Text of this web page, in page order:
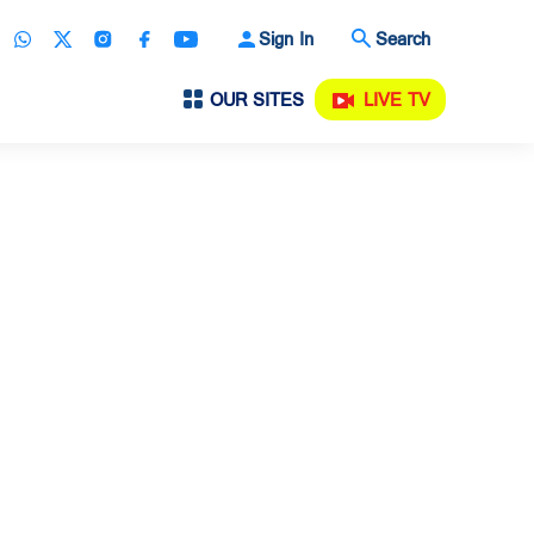
Sign In Search
OUR SITES LIVE TV